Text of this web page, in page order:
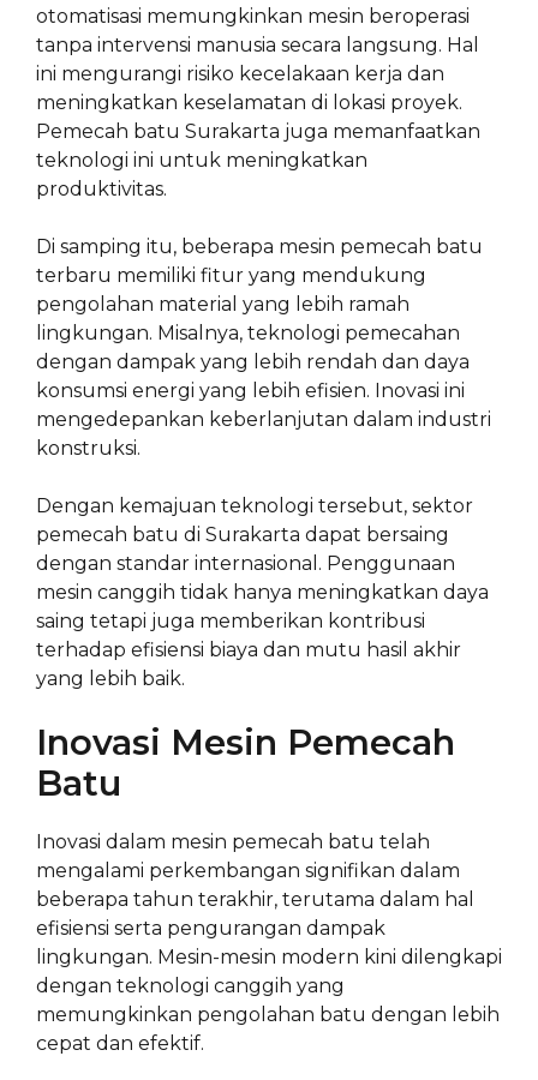
otomatisasi memungkinkan mesin beroperasi
tanpa intervensi manusia secara langsung. Hal
ini mengurangi risiko kecelakaan kerja dan
meningkatkan keselamatan di lokasi proyek.
Pemecah batu Surakarta juga memanfaatkan
teknologi ini untuk meningkatkan
produktivitas.
Di samping itu, beberapa mesin pemecah batu
terbaru memiliki fitur yang mendukung
pengolahan material yang lebih ramah
lingkungan. Misalnya, teknologi pemecahan
dengan dampak yang lebih rendah dan daya
konsumsi energi yang lebih efisien. Inovasi ini
mengedepankan keberlanjutan dalam industri
konstruksi.
Dengan kemajuan teknologi tersebut, sektor
pemecah batu di Surakarta dapat bersaing
dengan standar internasional. Penggunaan
mesin canggih tidak hanya meningkatkan daya
saing tetapi juga memberikan kontribusi
terhadap efisiensi biaya dan mutu hasil akhir
yang lebih baik.
Inovasi Mesin Pemecah
Batu
Inovasi dalam mesin pemecah batu telah
mengalami perkembangan signifikan dalam
beberapa tahun terakhir, terutama dalam hal
efisiensi serta pengurangan dampak
lingkungan. Mesin-mesin modern kini dilengkapi
dengan teknologi canggih yang
memungkinkan pengolahan batu dengan lebih
cepat dan efektif.